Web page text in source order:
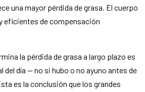
una mayor pérdida de grasa. El cuerpo
eficientes de compensación
la pérdida de grasa a largo plazo es
del día — no si hubo o no ayuno antes de
es la conclusión que los grandes